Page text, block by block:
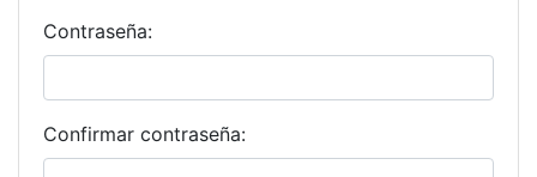
Contraseña:
Confirmar contraseña: